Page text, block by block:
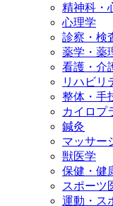
精神科・
心理学
診察・検
薬学・薬
看護・介
リハビリ
整体・手
カイロプ
鍼灸
マッサー
獣医学
保健・健
スポーツ
運動・ス